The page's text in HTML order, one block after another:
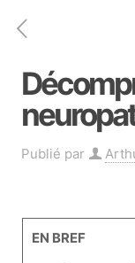
Publié par
EN BREF